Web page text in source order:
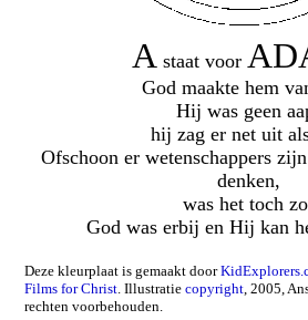
A staat voor
God maakte hem
Hij was geen
hij zag er net uit
Ofschoon er wetenschappers
denken,
was het toch
God was erbij en Hij kan
Deze kleurplaat is gemaakt door
Films for Christ. Illustratie copyright, 2005,
rechten voorbehouden.